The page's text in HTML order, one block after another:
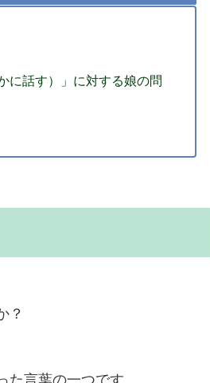
に話す）」に対する娘の問
？
言葉の一つです。